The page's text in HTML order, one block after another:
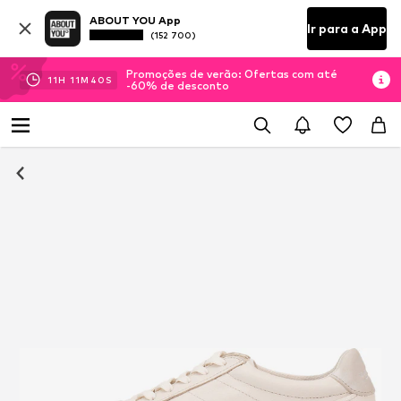
ABOUT YOU App
(152 700) Ir para a App
11H 11M 39 S
Promoções de verão: Ofertas com até
-60% de desconto